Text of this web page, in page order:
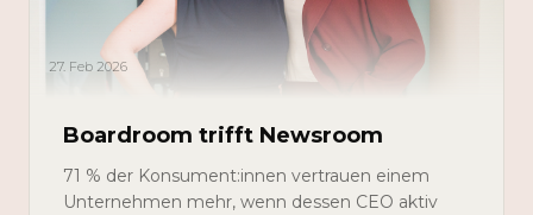
27. Feb 2026
Boardroom trifft Newsroom
71 % der Konsument:innen vertrauen einem
Unternehmen mehr, wenn dessen CEO aktiv